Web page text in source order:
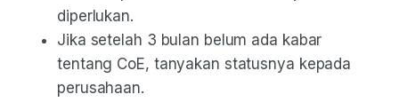
diperlukan.
Jika setelah 3 bulan belum ada kabar
tentang CoE, tanyakan statusnya kepada
perusahaan.